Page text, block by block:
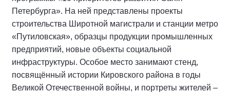
Петербурга». На ней представлены проекты
строительства Широтной магистрали и станции метро
«Путиловская», образцы продукции промышленных
предприятий, новые объекты социальной
инфраструктуры. Особое место занимают стенд,
посвящённый истории Кировского района в годы
Великой Отечественной войны, и портреты жителей –